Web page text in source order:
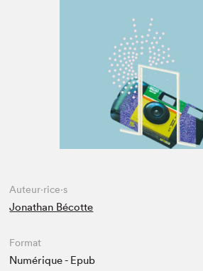
Auteur·rice·s
Jonathan Bécotte
Format
Numérique - Epub